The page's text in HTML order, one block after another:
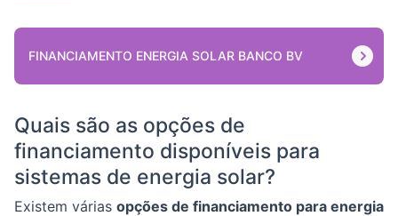
FINANCIAMENTO ENERGIA SOLAR BANCO BV
Quais são as opções de
financiamento disponíveis para
sistemas de energia solar?
Existem várias opções de financiamento para energia